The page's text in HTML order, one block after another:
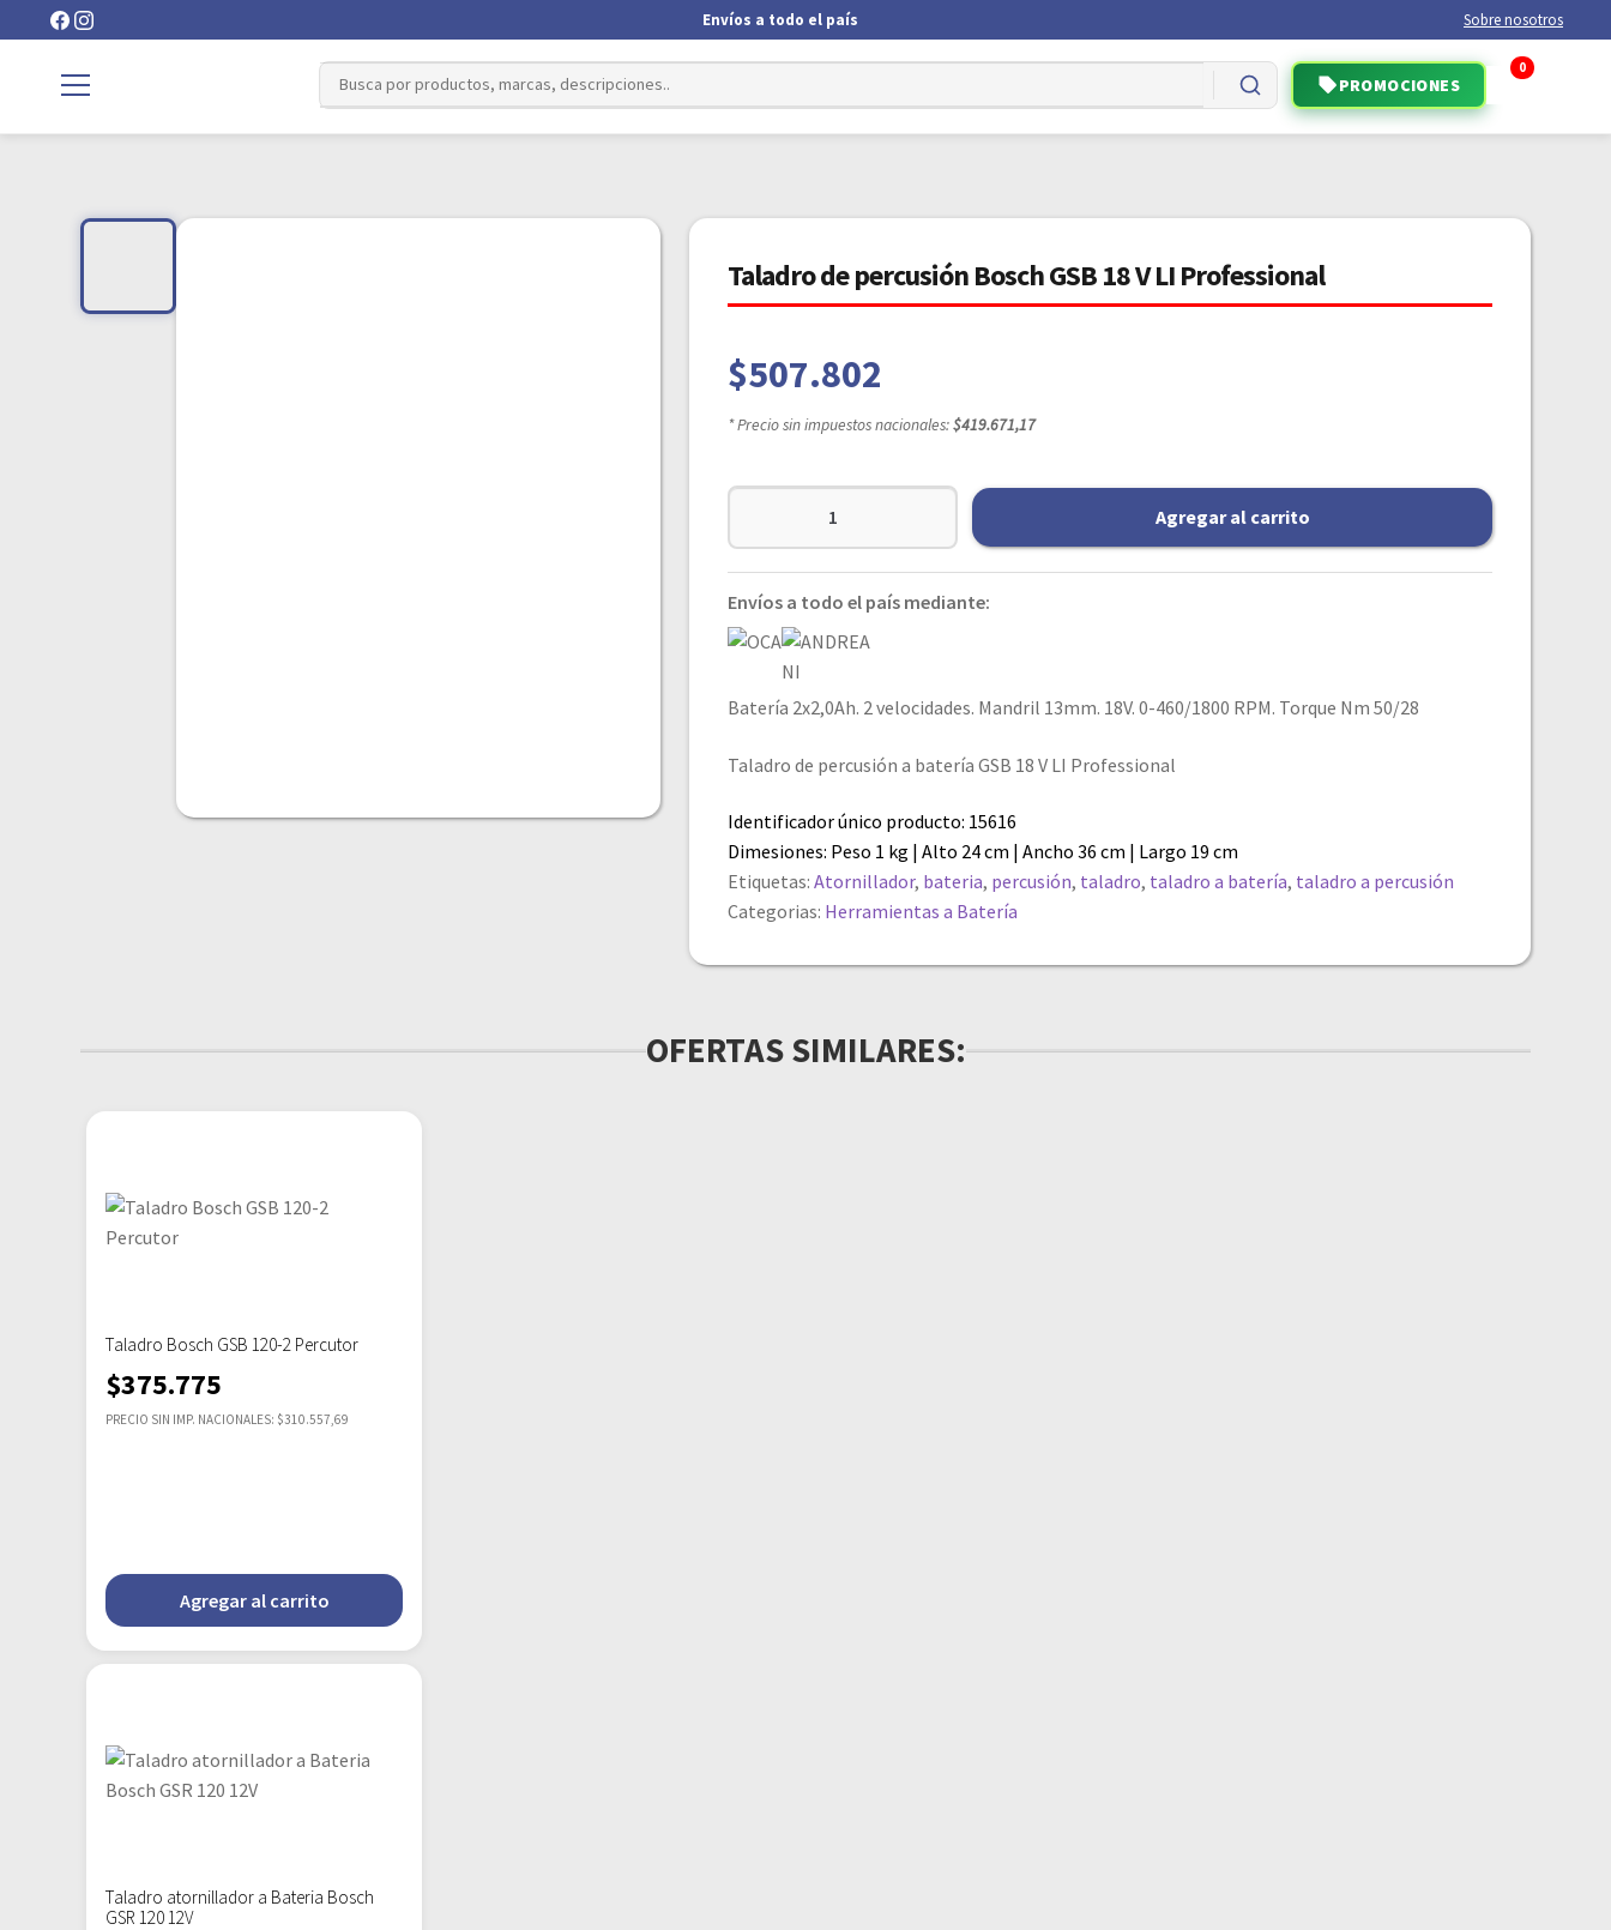
Envíos a todo el país Sobre nosotros
PROMOCIONES
0
Taladro de percusión Bosch GSB 18 V LI Professional
$507.802
* Precio sin impuestos nacionales:$419.671,17
Agregar al carrito
Envíos a todo el país mediante:
Batería 2x2,0Ah. 2 velocidades. Mandril 13mm. 18V. 0-460/1800 RPM. Torque Nm 50/28
Taladro de percusión a batería GSB 18 V LI Professional
Identificador único producto: 15616
Dimesiones: Peso 1 kg | Alto 24 cm | Ancho 36 cm | Largo 19 cm
Etiquetas:Atornillador, bateria, percusión, taladro, taladro a batería, taladro a percusión
Categorias: Herramientas a Batería
OFERTAS SIMILARES:
Taladro Bosch GSB 120-2 Percutor
$375.775
PRECIO SIN IMP. NACIONALES: $310.557,69
Agregar al carrito
Taladro atornillador a Bateria Bosch
GSR 120 12V